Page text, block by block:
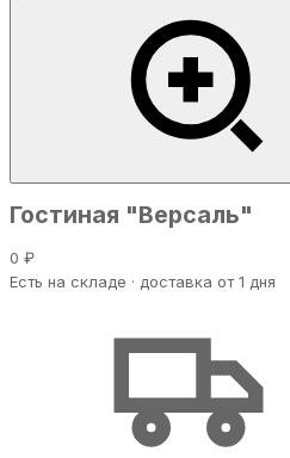
Гостиная "Версаль"
0 ₽
Есть на складе · доставка от 1 дня